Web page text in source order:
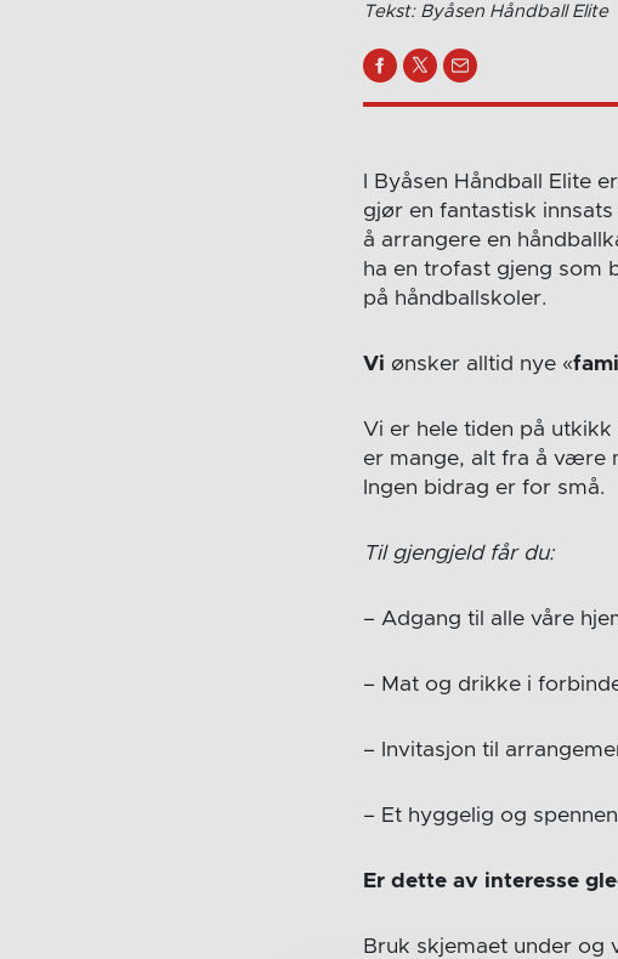
Tekst: Byåsen Håndball Elite
I Byåsen Håndball Elite
gjør en fantastisk
å arrangere en
ha en trofast gjeng som
på håndballskoler.
Viønsker alltid nye «
Vi er hele tiden på
er mange, alt fra å være
Ingen bidrag er for små.
Til gjengjeld får du:
– Adgang til alle våre
– Mat og drikke i
– Invitasjon til
– Et hyggelig og
Er dette av interesse
Bruk skjemaet under og